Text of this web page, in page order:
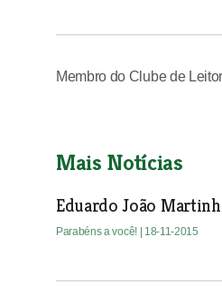
Membro do Clube de
Mais Notícias
Eduardo João
Parabéns a você! | 18-11-2015